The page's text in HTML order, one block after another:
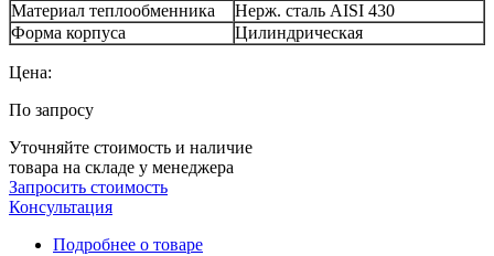
Материал теплообменника
Нерж. сталь AISI 430
Форма корпуса
Цилиндрическая
Цена:
По запросу
Уточняйте стоимость и наличие
товара на складе у менеджера
Запросить стоимость
Консультация
Подробнее о товаре